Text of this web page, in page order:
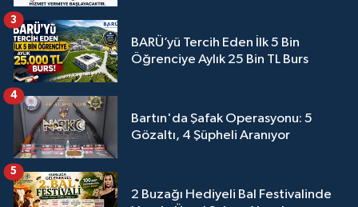
BARÜ’yü Tercih Eden İlk 5 Bin
Öğrenciye Aylık 25 Bin TL Burs
3
Bartın'da Şafak Operasyonu: 5
Gözaltı, 4 Şüpheli Aranıyor
4
2 Buzağı Hediyeli Bal Festivalinde
5